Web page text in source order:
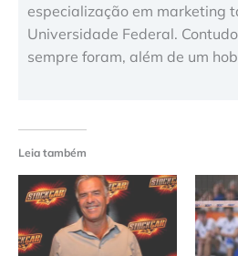
especialização em marketing
Universidade Federal.
sempre foram, além de um
Leia também